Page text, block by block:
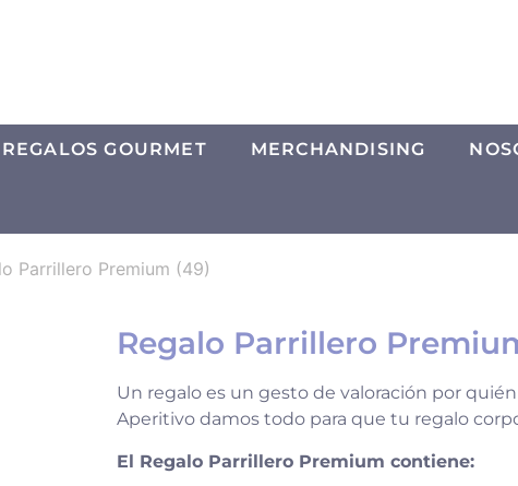
REGALOS GOURMET MERCHANDISING
Parrillero Premium (49)
Regalo Parrillero
Un regalo es un gesto de valoración por
Aperitivo damos todo para que tu regalo
El Regalo Parrillero Premium contiene: